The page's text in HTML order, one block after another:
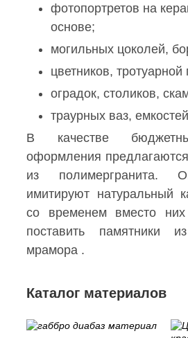
фотопортретов на
основе;
могильных цоколей,
цветников, тротуарной
оградок, столиков,
траурных ваз,
В качестве
оформления
из полимергранита.
имитируют натуральный
со временем вместо них
поставить памятники
мрамора .
Каталог материалов